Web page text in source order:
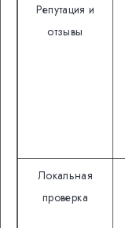
Репутация и
отзывы
Локальная
проверка